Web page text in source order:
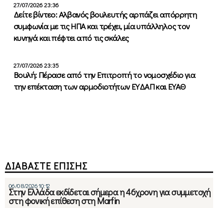
27/07/2026 23:36
Δείτε βίντεο: Αλβανός βουλευτής αρπάζει απόρρητη
συμφωνία με τις ΗΠΑ και τρέχει, μία υπάλληλος τον
κυνηγά και πέφτει από τις σκάλες
27/07/2026 23:35
Βουλή: Πέρασε από την Επιτροπή το νομοσχέδιο για
την επέκταση των αρμοδιοτήτων ΕΥΔΑΠ και ΕΥΑΘ
ΔΙΑΒΑΣΤΕ ΕΠΙΣΗΣ
06/08/2026 10:12
Στην Ελλάδα εκδίδεται σήμερα η 46χρονη για συμμετοχή
στη φονική επίθεση στη Marfin